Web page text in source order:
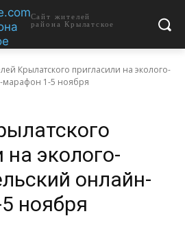
Сайт жителей
района Крылатское
Крылатского пригласили на эколого-
марафон 1-5 ноября
на эколого-
онлайн-
ноября